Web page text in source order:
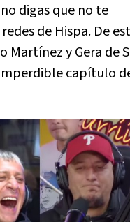
digas que no te
de Hispa. De
Martínez y Gera de
capítulo